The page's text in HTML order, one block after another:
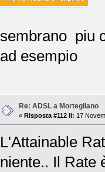
sembrano piu
ad esempio
Re: ADSL a Mortegliano
« Risposta #112 il: 17
L'Attainable
niente.. Il Rate